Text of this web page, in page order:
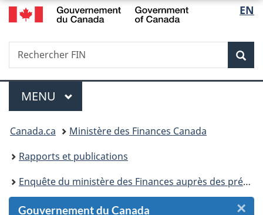
de
la
EN
Recherche
Rechercher
FIN
Menu
MENU PRINCIPAL
Vous
êtes
ici :
Canada.ca
Ministère des Finances Canada
Rapports et publications
Enquête du ministère des Finances auprès des prévisionnistes économiques du secteur privé
Gouvernement du Canada ×